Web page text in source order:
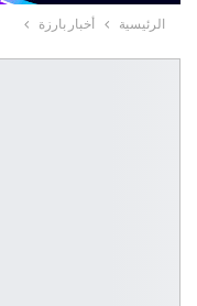
الرئيسية أخبار بارزة